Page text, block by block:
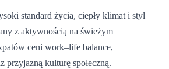
standard życia, ciepły klimat i styl
z aktywnością na świeżym
ceni work–life balance,
przyjazną kulturę społeczną.